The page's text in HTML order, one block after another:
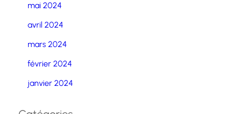
mai 2024
avril 2024
mars 2024
février 2024
janvier 2024